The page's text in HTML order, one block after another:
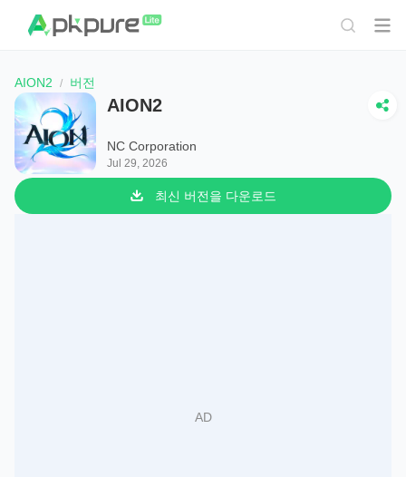
AION2 버전
AION2
NC Corporation
Jul 29, 2026
최신 버전을 다운로드